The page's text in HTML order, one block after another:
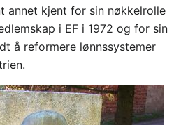
annet kjent for sin nøkkelrolle
i EF i 1972 og for sin
å reformere lønnssystemer